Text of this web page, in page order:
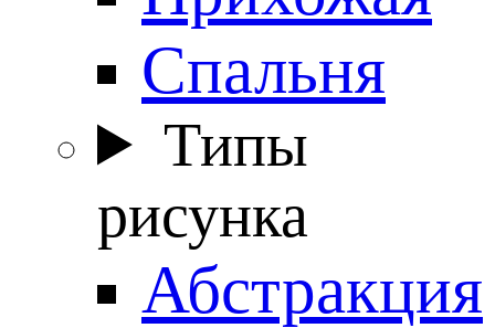
Спальня
Типы
рисунка
Абстракция